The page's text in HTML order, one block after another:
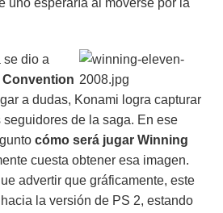
uno esperaría al moverse por la
se dio a
Convention
a dudas, Konami logra capturar
de la saga. En ese
cómo será jugar Winning
cuesta obtener esa imagen.
advertir que gráficamente, este
la versión de PS 2, estando